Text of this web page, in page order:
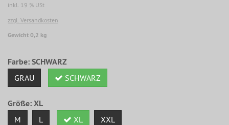
inkl. 19 % USt
zzgl. Versandkosten
Gewicht 0,2 kg
Farbe:SCHWARZ
GRAU SCHWARZ
Größe:XL
M L XL XXL